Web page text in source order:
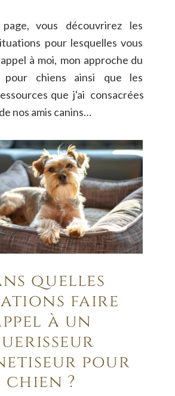
page, vous découvrirez
les
pour lesquelles vous
appel à moi, mon approche du
pour chiens ainsi que
les
que j'ai consacrées
nos amis canins…
quelles
faire
à un
pour
chien ?